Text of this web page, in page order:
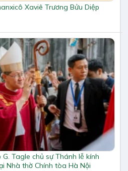
Xaviê Trương Bửu Diệp
Tagle chủ sự Thánh lễ kính
Nhà thờ Chính tòa Hà Nội